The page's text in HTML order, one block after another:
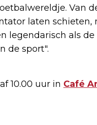
Van
laten schieten,
legendarisch als
de sport".
10.00 uur in Café